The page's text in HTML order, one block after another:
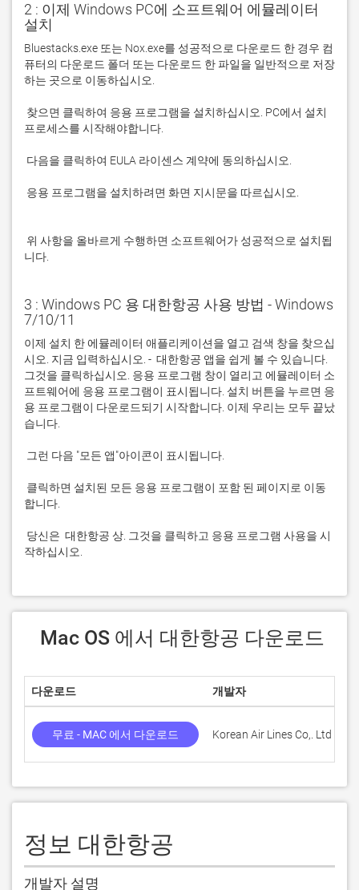
2 : 이제 Windows PC에 소프트웨어 에뮬레이터
설치
Bluestacks.exe 또는 Nox.exe를 성공적으로 다운로드 한 경우 컴
퓨터의 다운로드 폴더 또는 다운로드 한 파일을 일반적으로 저장
니다.
3 : Windows PC 용 대한항공 사용 방법 - Windows
7/10/11
이제 설치 한 에뮬레이터 애플리케이션을 열고 검색 창을 찾으십
시오. 지금 입력하십시오. -  대한항공 앱을 쉽게 볼 수 있습니다.
그것을 클릭하십시오. 응용 프로그램 창이 열리고 에뮬레이터 소
프트웨어에 응용 프로그램이 표시됩니다. 설치 버튼을 누르면 응
용 프로그램이 다운로드되기 시작합니다. 이제 우리는 모두 끝났
작하십시오.
Mac OS 에서 대한항공 다운로드
다운로드 개발자
무료 - MAC 에서 다운로드 Korean Air Lines Co,. Ltd
정보 대한항공
개발자 설명